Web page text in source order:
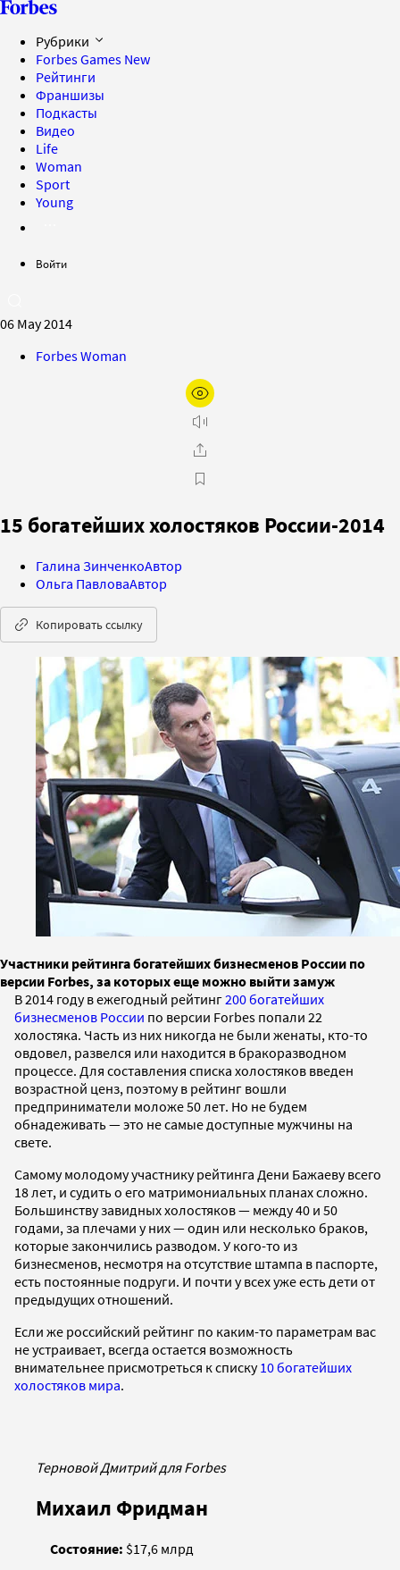
Рубрики
Forbes Games New
Рейтинги
Франшизы
Подкасты
Видео
Life
Woman
Sport
Young
Войти
06 May 2014
Forbes Woman
15 богатейших холостяков России-2014
Галина ЗинченкоАвтор
Ольга ПавловаАвтор
Копировать ссылку
Участники рейтинга богатейших бизнесменов России по
версии Forbes, за которых еще можно выйти замуж
В 2014 году в ежегодный рейтинг200 богатейших
бизнесменов России по версии Forbes попали 22
холостяка. Часть из них никогда не были женаты, кто-то
овдовел, развелся или находится в бракоразводном
процессе. Для составления списка холостяков введен
возрастной ценз, поэтому в рейтинг вошли
предприниматели моложе 50 лет. Но не будем
обнадеживать — это не самые доступные мужчины на
свете.
Самому молодому участнику рейтинга Дени Бажаеву всего
18 лет, и судить о его матримониальных планах сложно.
Большинству завидных холостяков — между 40 и 50
годами, за плечами у них — один или несколько браков,
которые закончились разводом. У кого-то из
бизнесменов, несмотря на отсутствие штампа в паспорте,
есть постоянные подруги. И почти у всех уже есть дети от
предыдущих отношений.
Если же российский рейтинг по каким-то параметрам вас
не устраивает, всегда остается возможность
внимательнее присмотреться к списку10 богатейших
холостяков мира.
Терновой Дмитрий для Forbes
Михаил Фридман
Состояние: $17,6 млрд